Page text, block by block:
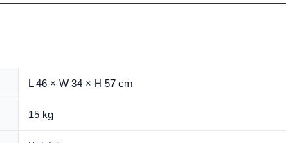
L 46 × W 34 × H 57 cm
15 kg